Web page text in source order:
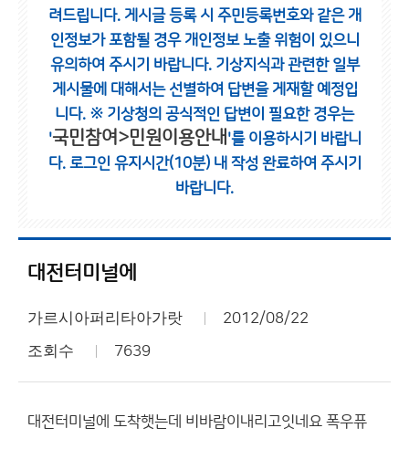
려드립니다. 게시글 등록 시 주민등록번호와 같은 개
인정보가 포함될 경우 개인정보 노출 위험이 있으니
유의하여 주시기 바랍니다. 기상지식과 관련한 일부
게시물에 대해서는 선별하여 답변을 게재할 예정입
니다. ※ 기상청의 공식적인 답변이 필요한 경우는
'국민참여>민원이용안내 '를 이용하시기 바랍니
다. 로그인 유지시간(10분) 내 작성 완료하여 주시기
바랍니다.
대전터미널에
가르시아퍼리타아가랏 2012/08/22
조회수 7639
대전터미널에 도착햇는데 비바람이내리고잇네요 폭우퓨